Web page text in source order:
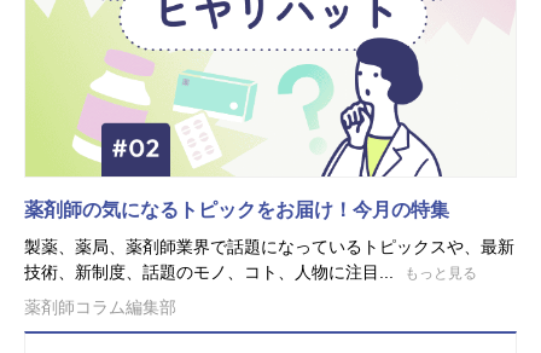
薬剤師の気になるトピックをお届け！今月の特集
製薬、薬局、薬剤師業界で話題になっているトピックスや、最新
技術、新制度、話題のモノ、コト、人物に注目...
もっと見る
薬剤師コラム編集部